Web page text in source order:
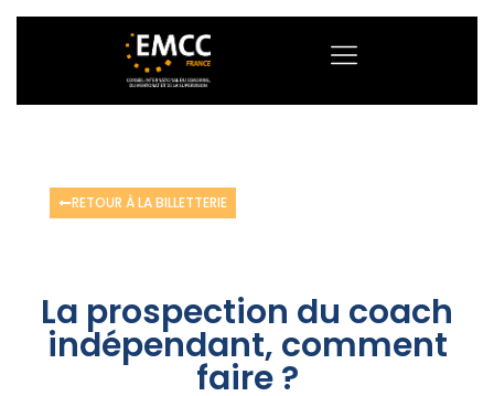
RETOUR À LA BILLETTERIE
La prospection du coach
indépendant, comment
faire ?